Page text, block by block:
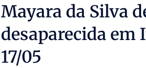
Mayara da Silva
desaparecida em
17/05